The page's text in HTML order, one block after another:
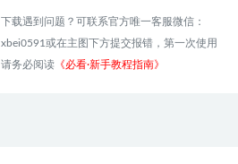
下载遇到问题？可联系官方唯一客服微信：
xbei0591或在主图下方提交报错，第一次使用
请务必阅读《必看·新手教程指南》